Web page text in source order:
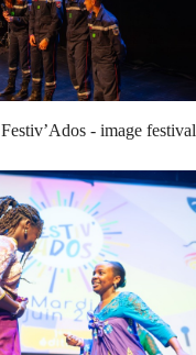
Festiv’Ados - image festival